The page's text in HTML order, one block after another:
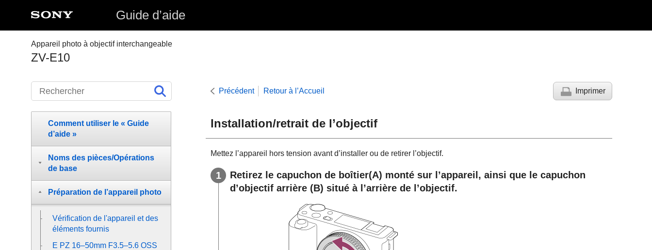
Guide d’aide
Appareil photo à objectif interchangeable
ZV-E10
Précédent Retour à l’Accueil Imprimer
Installation/retrait de l’objectif
Mettez l’appareil hors tension avant d’installer ou de retirer l’objectif.
Retirez le capuchon de boîtier(A) monté sur l’appareil, ainsi que le capuchon
d’objectif arrière (B) situé à l’arrière de l’objectif.
Comment utiliser le « Guide
d’aide »
Noms des pièces/Opérations
de base
Préparation de l’appareil photo
Vérification de l'appareil et des
éléments fournis
E PZ 16–50mm F3.5–5.6 OSS